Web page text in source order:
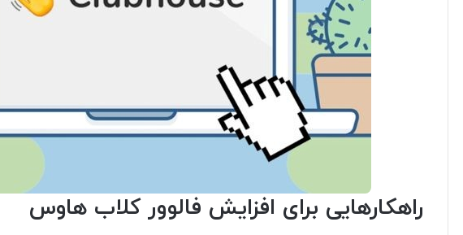
راهکارهایی برای افزایش فالوور کلاب هاوس